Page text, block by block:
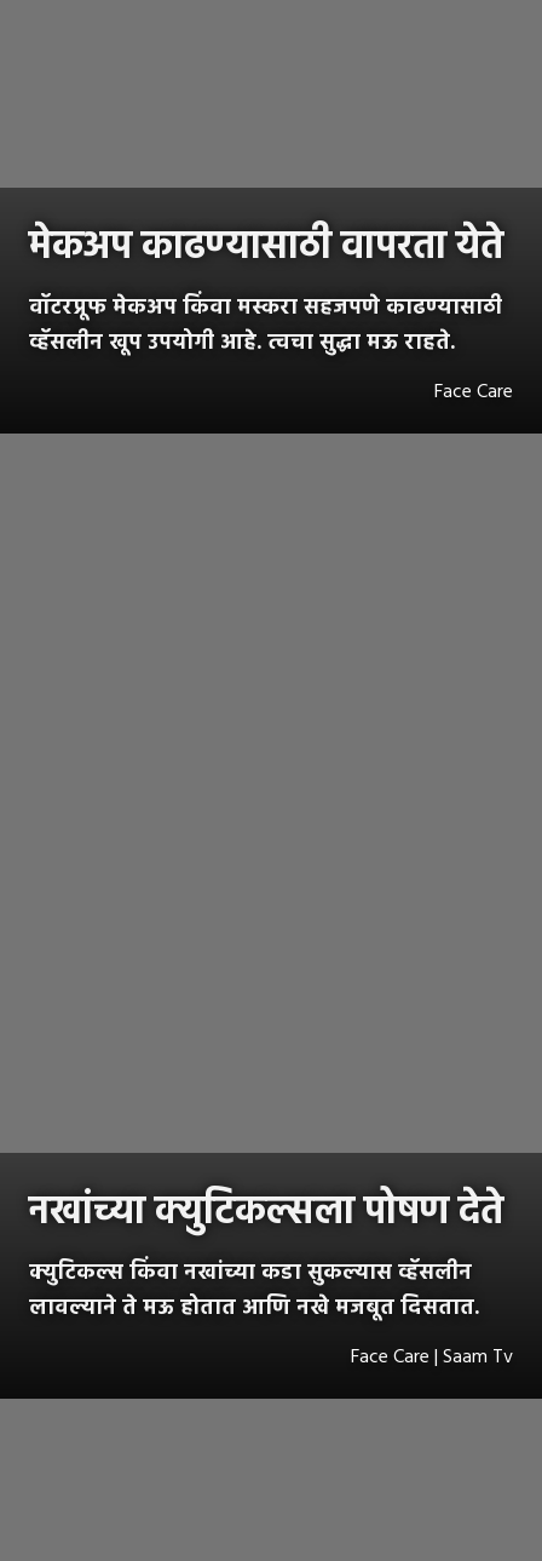
मेकअप काढण्यासाठी वापरता येते
वॉटरप्रूफ मेकअप किंवा मस्करा सहजपणे काढण्यासाठी
व्हॅसलीन खूप उपयोगी आहे. त्वचा सुद्धा मऊ राहते.
Face Care
नखांच्या क्युटिकल्सला पोषण देते
क्युटिकल्स किंवा नखांच्या कडा सुकल्यास व्हॅसलीन
लावल्याने ते मऊ होतात आणि नखे मजबूत दिसतात.
Face Care | Saam Tv